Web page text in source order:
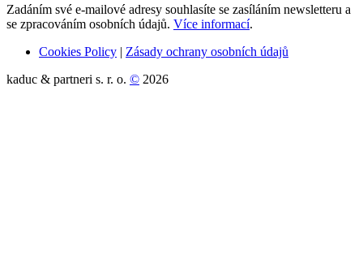
Zadáním své e-mailové adresy souhlasíte se zasíláním newsletteru a
se zpracováním osobních údajů. Více informací.
Cookies Policy | Zásady ochrany osobních údajů
kaduc & partneri s. r. o. © 2026